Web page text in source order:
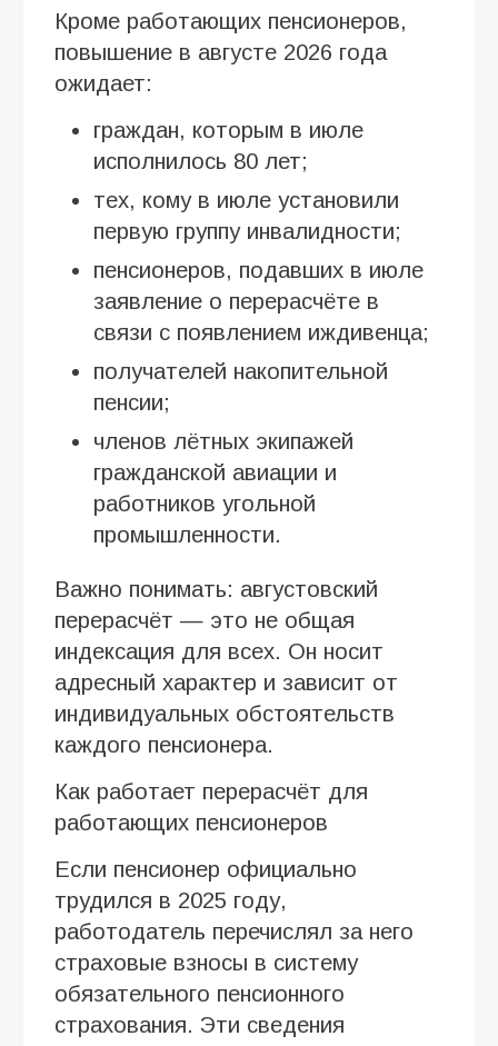
Кроме работающих пенсионеров,
повышение в августе 2026 года
ожидает:
граждан, которым в июле
исполнилось 80 лет;
тех, кому в июле установили
первую группу инвалидности;
пенсионеров, подавших в июле
заявление о перерасчёте в
связи с появлением иждивенца;
получателей накопительной
пенсии;
членов лётных экипажей
гражданской авиации и
работников угольной
промышленности.
Важно понимать: августовский
перерасчёт — это не общая
индексация для всех. Он носит
адресный характер и зависит от
индивидуальных обстоятельств
каждого пенсионера.
Как работает перерасчёт для
работающих пенсионеров
Если пенсионер официально
трудился в 2025 году,
работодатель перечислял за него
страховые взносы в систему
обязательного пенсионного
страхования. Эти сведения